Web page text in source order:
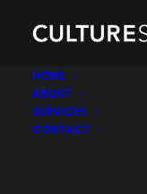
HOME
ABOUT
SERVICES
CONTACT